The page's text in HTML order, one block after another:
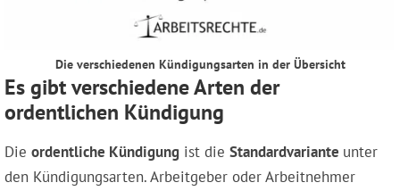
Die verschiedenen Kündigungsarten in der Übersicht
Es gibt verschiedene Arten der
ordentlichen Kündigung
Die ordentliche Kündigung ist die Standardvariante unter
den Kündigungsarten. Arbeitgeber oder Arbeitnehmer